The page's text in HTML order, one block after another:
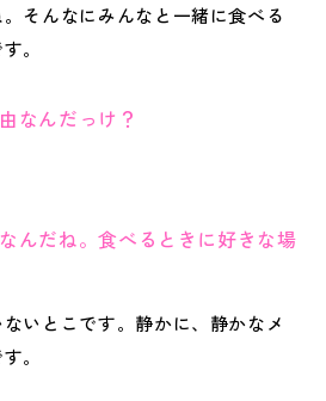
そんなにみんなと一緒に食べる
。
なんだっけ？
んだね。食べるときに好きな場
いとこです。静かに、静かなメ
。